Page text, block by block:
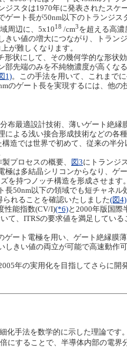
ジスタは1970年に発表されたスケ
ゲート長が50nm以下のトランジ
周辺に、5x1018 /cm3を超える高濃
きい値の増大につながり、トラン
が難しくなります。
形状にして、その幾何学的な形状
部先端のみを不純物濃度が高くな
1)。この手法を用いて、これまで
のゲート長を実現するには、他の
布最適設計技術、薄いゲート絶縁
による浅い接合形成技術などの各
造では世界で初めて、従来の半
プロセスの概要、 図3にトランジ
極は多結晶シリコンからなり、ゲ
を持つノッチ構造を形成させま
長50nm以下の領域でも短チャネル
られることを確認いたしました(図4)
性能指数(CV/I)(*6)と2000年版国際
て、ITRSの要求値を満足してい
ゲート電極を用い、ゲート絶縁膜
しきい値の両立が可能で高速動作
年の実用化を目指してさらに開
化手法を数学的に示した理論です
にすることで、半導体内部の電界